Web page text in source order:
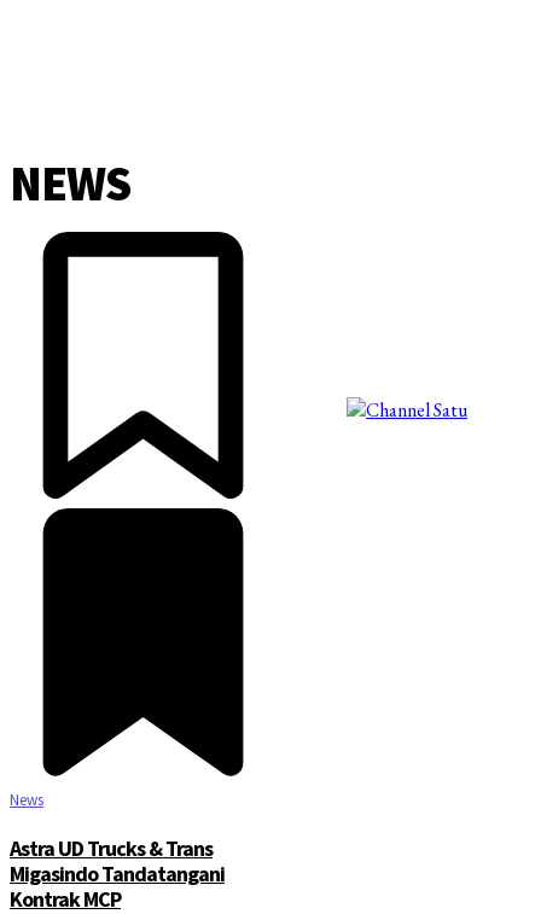
NEWS
News
Astra UD Trucks & Trans
Migasindo Tandatangani
Kontrak MCP